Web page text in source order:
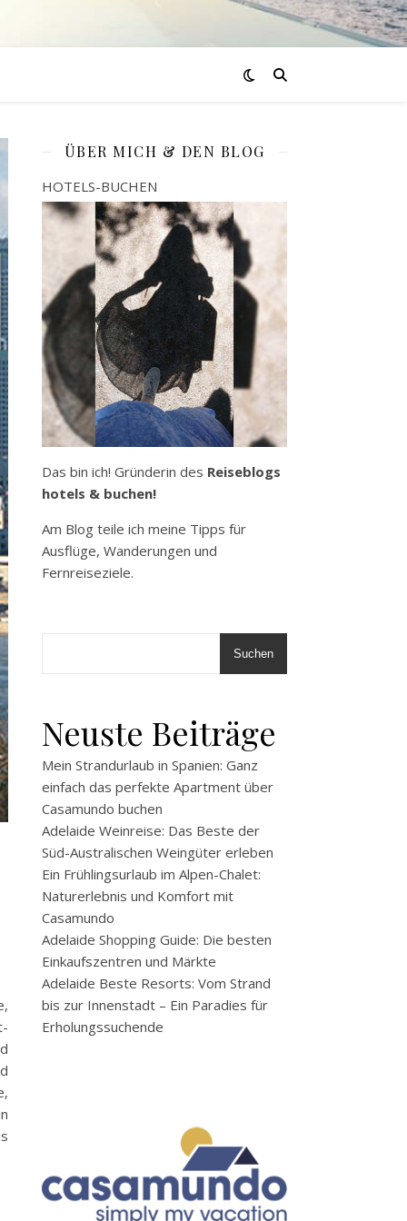
ÜBER MICH & DEN BLOG
HOTELS-BUCHEN
Das bin ich! Gründerin des Reiseblogs
hotels & buchen!
Am Blog teile ich meine Tipps für
Ausflüge, Wanderungen und
Fernreiseziele.
Suchen
Neuste Beiträge
Mein Strandurlaub in Spanien: Ganz
einfach das perfekte Apartment über
Casamundo buchen
Adelaide Weinreise: Das Beste der
Süd-Australischen Weingüter erleben
Ein Frühlingsurlaub im Alpen-Chalet:
Naturerlebnis und Komfort mit
Casamundo
Adelaide Shopping Guide: Die besten
Einkaufszentren und Märkte
Adelaide Beste Resorts: Vom Strand
bis zur Innenstadt – Ein Paradies für
Erholungssuchende